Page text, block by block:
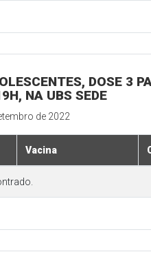
DOSE 3
NA UBS SEDE
de 2022
Vacina